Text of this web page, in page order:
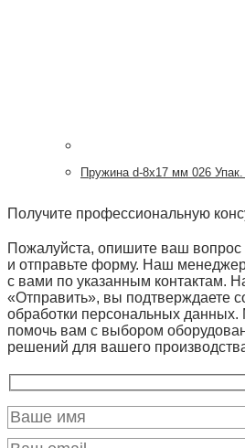
Пружина d-8х17 мм 026
Получите профессиональную
Пожалуйста, опишите ваш
и отправьте форму. Наш
с вами по указанным контактам.
«Отправить», вы подтверждаете
обработки персональных данных.
помочь вам с выбором
решений для вашего